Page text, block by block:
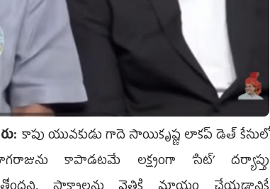
కాపు యువకుడు గాదె సాయికృష్ణ లాకప్‌ డెత్‌ కేసులో
కాపాడటమే లక్ష్యంగా ‘సిట్‌’ దర్యాప్తు